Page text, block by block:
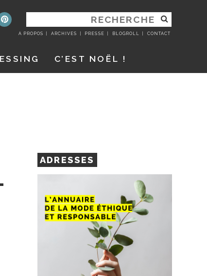
RECHERCHER
:
A PROPOS ARCHIVES PRESSE BLOGROLL CONTACT
C’EST NOËL !
ADRESSES